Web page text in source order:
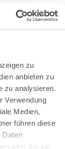
zu
anbieten zu
zu analysieren.
Verwendung
Medien,
führen diese
Daten
oder die sie